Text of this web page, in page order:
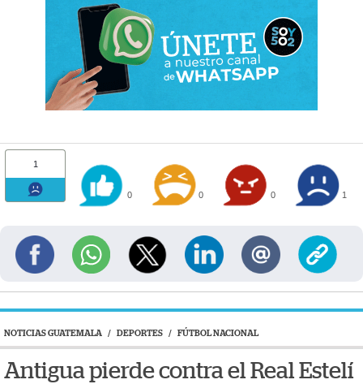
1
0 0 0 1
NOTICIAS GUATEMALA / DEPORTES / FÚTBOL NACIONAL
Antigua pierde contra el Real Estelí